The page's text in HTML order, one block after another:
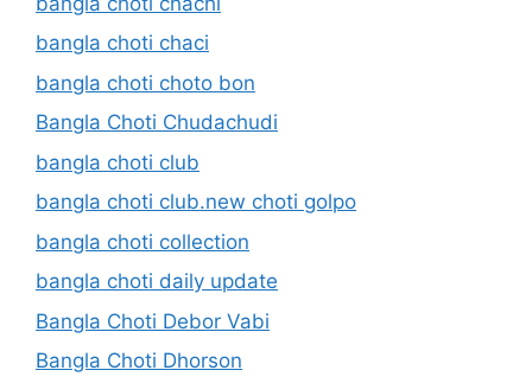
bangla choti chaci
bangla choti choto bon
Bangla Choti Chudachudi
bangla choti club
bangla choti club.new choti golpo
bangla choti collection
bangla choti daily update
Bangla Choti Debor Vabi
Bangla Choti Dhorson